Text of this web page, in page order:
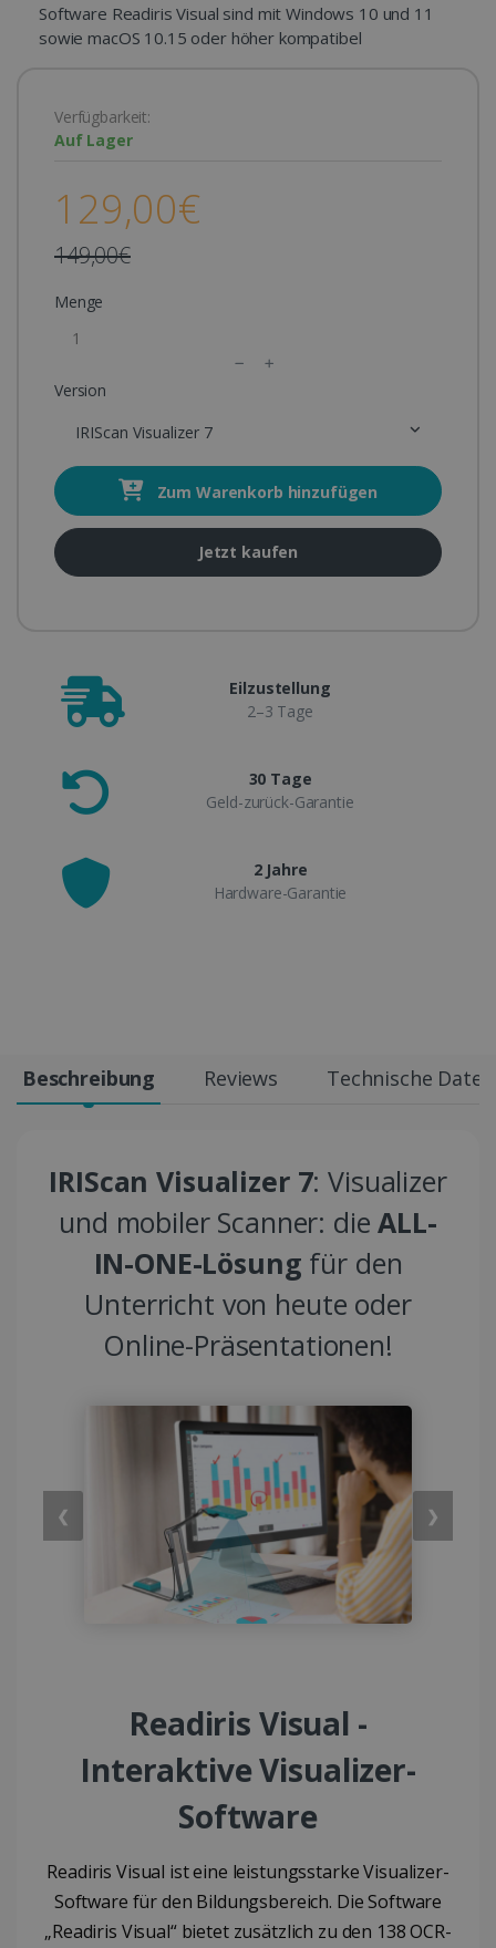
Software Readiris Visual sind mit Windows 10 und 11
sowie macOS 10.15 oder höher kompatibel
Verfügbarkeit:
Auf Lager
129,00€
149,00€
Menge
Version
IRIScan Visualizer 7
Zum Warenkorb hinzufügen
Jetzt kaufen
Eilzustellung
2–3 Tage
30 Tage
Geld-zurück-Garantie
2 Jahre
Hardware-Garantie
Beschreibung Reviews Technische Daten
IRIScan Visualizer 7: Visualizer
und mobiler Scanner: dieALL-
IN-ONE-Lösung für den
Unterricht von heute oder
Online-Präsentationen!
❮ ❯
Readiris Visual -
Interaktive Visualizer-
Software
Readiris Visual ist eine leistungsstarke Visualizer-
Software für den Bildungsbereich. Die Software
„Readiris Visual“ bietet zusätzlich zu den 138 OCR-